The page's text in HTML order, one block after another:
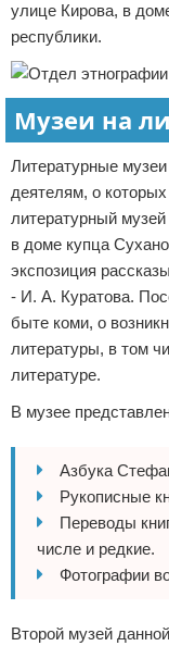
улице Кирова, в
республики.
Музеи на
Литературные
деятелям, о
литературный
в доме купца
экспозиция
- И. А. Куратова.
быте коми, о
литературы, в том
литературе.
В музее
Азбука
Рукописные
Переводы
числе и редкие.
Фотографии
Второй музей